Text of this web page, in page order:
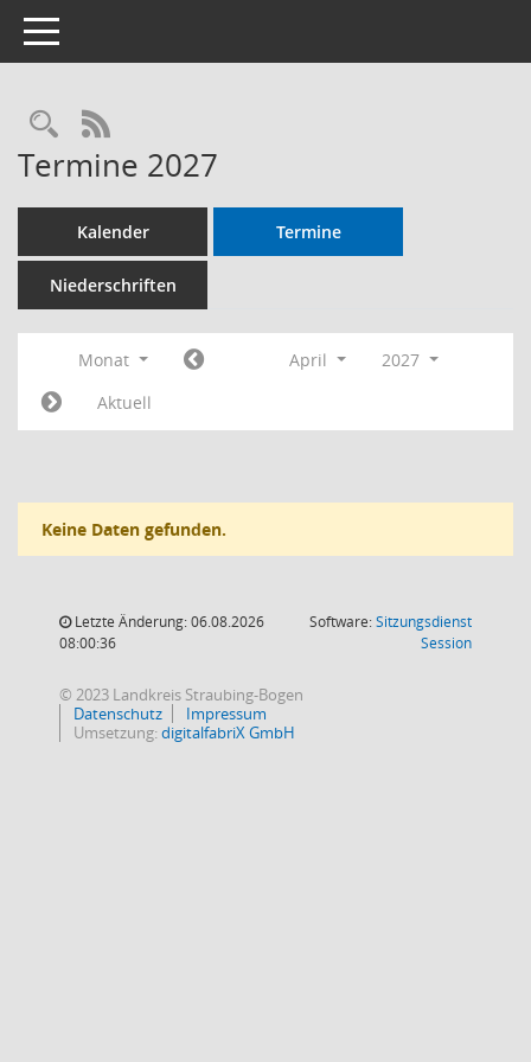
Toggle navigation
RSS-Feed
Termine 2027
Kalender Termine
Niederschriften
Monat April
2027
Aktuell
Keine Daten gefunden.
Letzte Änderung: 06.08.2026
08:00:36
Software:Sitzungsdienst
Session(Wird in
© 2023 Landkreis Straubing-Bogen
Datenschutz
Impressum
Umsetzung:digitalfabriX GmbH